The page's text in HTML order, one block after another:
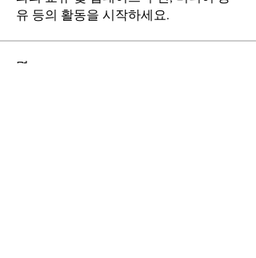
유 등의 활동을 시작하세요.
명